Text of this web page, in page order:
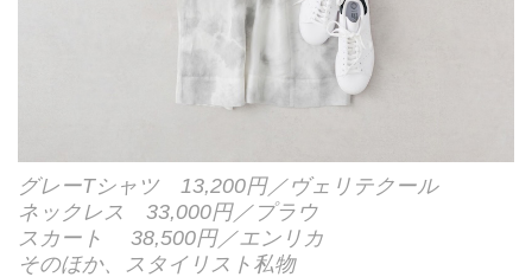
グレーTシャツ 13,200円／ヴェリテクール
ネックレス 33,000円／プラウ
スカート 38,500円／エンリカ
そのほか、スタイリスト私物